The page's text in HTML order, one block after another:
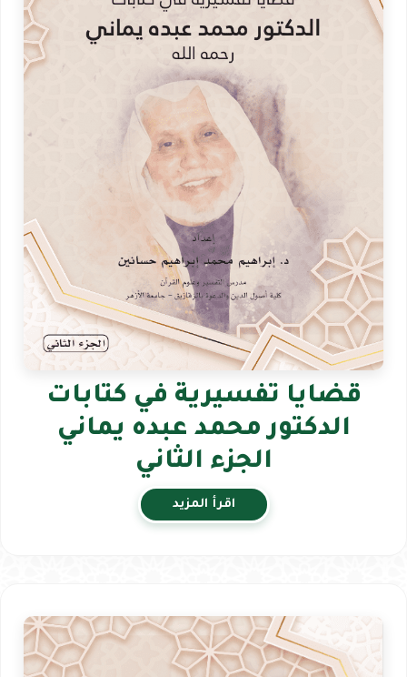
قضايا تفسيرية في كتابات
الدكتور محمد عبده يماني
الجزء الثاني
اقرأ المزيد